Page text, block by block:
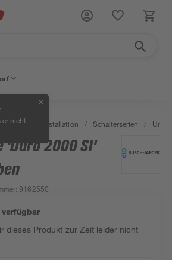
er nicht
✕
/ Elektroinstallation / Schalterserien /
'Duro 2000 SI'
:9162550
dieses Produkt zur Zeit leider nicht